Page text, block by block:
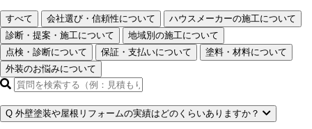
すべて 会社選び・信頼性について
ハウスメーカーの施工について
診断・提案・施工について
地域別の施工について
点検・診断について
保証・支払いについて
塗料・材料について
外装のお悩みについて
検
キ
Q 外壁塗装や屋根リフォームの実績はどのくらいありますか？